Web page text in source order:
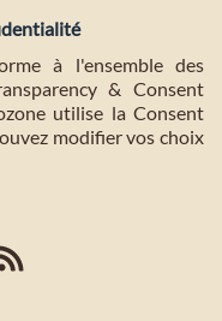
à l'ensemble des
& Consent
utilise la Consent
modifier vos choix